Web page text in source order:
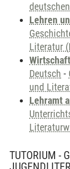
Lehren
Literatur
Deutsch -
und
Lehramt
TUTORIUM -